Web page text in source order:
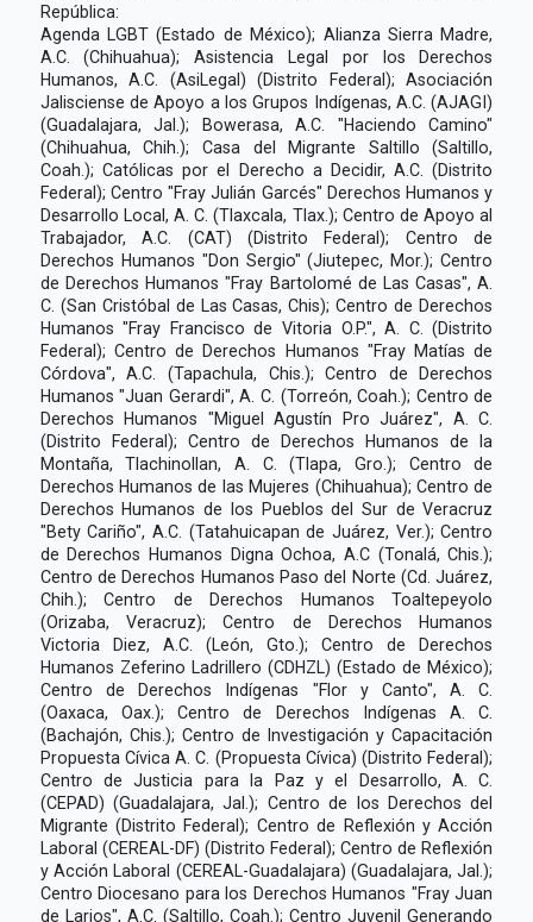
República:
Agenda LGBT (Estado de México); Alianza Sierra Madre,
A.C. (Chihuahua); Asistencia Legal por los Derechos
Humanos, A.C. (AsiLegal) (Distrito Federal); Asociación
Jalisciense de Apoyo a los Grupos Indígenas, A.C. (AJAGI)
(Guadalajara, Jal.); Bowerasa, A.C. "Haciendo Camino"
(Chihuahua, Chih.); Casa del Migrante Saltillo (Saltillo,
Coah.); Católicas por el Derecho a Decidir, A.C. (Distrito
Federal); Centro "Fray Julián Garcés" Derechos Humanos y
Desarrollo Local, A. C. (Tlaxcala, Tlax.); Centro de Apoyo al
Trabajador, A.C. (CAT) (Distrito Federal); Centro de
Derechos Humanos "Don Sergio" (Jiutepec, Mor.); Centro
de Derechos Humanos "Fray Bartolomé de Las Casas", A.
C. (San Cristóbal de Las Casas, Chis); Centro de Derechos
Humanos "Fray Francisco de Vitoria O.P.", A. C. (Distrito
Federal); Centro de Derechos Humanos "Fray Matías de
Córdova", A.C. (Tapachula, Chis.); Centro de Derechos
Humanos "Juan Gerardi", A. C. (Torreón, Coah.); Centro de
Derechos Humanos "Miguel Agustín Pro Juárez", A. C.
(Distrito Federal); Centro de Derechos Humanos de la
Montaña, Tlachinollan, A. C. (Tlapa, Gro.); Centro de
Derechos Humanos de las Mujeres (Chihuahua); Centro de
Derechos Humanos de los Pueblos del Sur de Veracruz
"Bety Cariño", A.C. (Tatahuicapan de Juárez, Ver.); Centro
de Derechos Humanos Digna Ochoa, A.C (Tonalá, Chis.);
Centro de Derechos Humanos Paso del Norte (Cd. Juárez,
Chih.); Centro de Derechos Humanos Toaltepeyolo
(Orizaba, Veracruz); Centro de Derechos Humanos
Victoria Diez, A.C. (León, Gto.); Centro de Derechos
Humanos Zeferino Ladrillero (CDHZL) (Estado de México);
Centro de Derechos Indígenas "Flor y Canto", A. C.
(Oaxaca, Oax.); Centro de Derechos Indígenas A. C.
(Bachajón, Chis.); Centro de Investigación y Capacitación
Propuesta Cívica A. C. (Propuesta Cívica) (Distrito Federal);
Centro de Justicia para la Paz y el Desarrollo, A. C.
(CEPAD) (Guadalajara, Jal.); Centro de los Derechos del
Migrante (Distrito Federal); Centro de Reflexión y Acción
Laboral (CEREAL-DF) (Distrito Federal); Centro de Reflexión
y Acción Laboral (CEREAL-Guadalajara) (Guadalajara, Jal.);
Centro Diocesano para los Derechos Humanos "Fray Juan
de Larios", A.C. (Saltillo, Coah.); Centro Juvenil Generando